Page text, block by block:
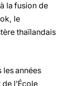
la fusion de
le
thaïlandais
les années
l’École